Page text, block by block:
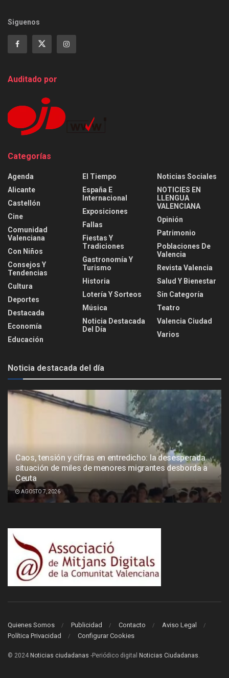
Siguenos
Auditado por
Categorías
Agenda
Alicante
Castellón
Cine
Comunidad
Valenciana
Con Niños
Consejos Y
Tendencias
Cultura
Deportes
Destacada
Economía
Educación
El Tiempo
España E
Internacional
Exposiciones
Fallas
Fiestas Y
Tradiciones
Gastronomía Y
Turismo
Historia
Lotería Y Sorteos
Música
Noticia Destacada
Del Día
Noticias Sociales
NOTICIES EN
LLENGUA
VALENCIANA
Opinión
Patrimonio
Poblaciones De
Valencia
Revista Valencia
Salud Y Bienestar
Sin Categoría
Teatro
Valencia Ciudad
Varios
Noticia destacada del día
Caos, tensión y cifras en entredicho: la desesperada
situación de miles de menores migrantes desborda a
Ceuta
AGOSTO 7, 2026
Quienes Somos Publicidad Contacto
Aviso Legal
Política Privacidad
Configurar Cookies
© 2024 Noticias ciudadanas -Periódico digital Noticias Ciudadanas.